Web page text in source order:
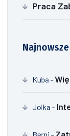
Praca
Kuba -
Jolka -